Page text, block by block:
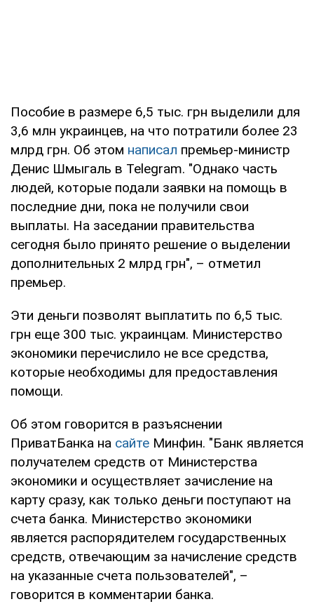
Пособие в размере 6,5 тыс. грн выделили для
3,6 млн украинцев, на что потратили более 23
млрд грн. Об этом написал премьер-министр
Денис Шмыгаль в Telegram. "Однако часть
людей, которые подали заявки на помощь в
последние дни, пока не получили свои
выплаты. На заседании правительства
сегодня было принято решение о выделении
дополнительных 2 млрд грн", – отметил
премьер.
Эти деньги позволят выплатить по 6,5 тыс.
грн еще 300 тыс. украинцам. Министерство
экономики перечислило не все средства,
которые необходимы для предоставления
помощи.
Об этом говорится в разъяснении
ПриватБанка на сайте Минфин. "Банк является
получателем средств от Министерства
экономики и осуществляет зачисление на
карту сразу, как только деньги поступают на
счета банка. Министерство экономики
является распорядителем государственных
средств, отвечающим за начисление средств
на указанные счета пользователей", –
говорится в комментарии банка.